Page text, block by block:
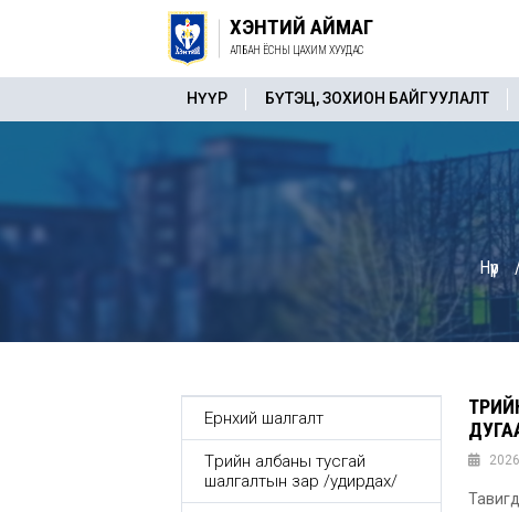
ХЭНТИЙ АЙМАГ
АЛБАН ЁСНЫ ЦАХИМ ХУУДАС
НҮҮР БҮТЭЦ, ЗОХИОН БАЙГУУЛАЛТ
Нүүр
Ерөнхий шалгалт
Төрийн албаны тусгай
шалгалтын зар /удирдах/